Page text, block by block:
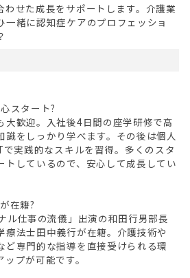
わせた成長をサポートします。介護業
一緒に認知症ケアのプロフェッショ
スタート?
大歓迎。入社後4日間の座学研修で高
識をしっかり学べます。その後は個人
実践的なスキルを習得。多くのスタ
トしているので、安心して成長してい
在籍?
ル仕事の流儀」出演の和田行男部長
療法士田中義行が在籍。介護技術や
ど専門的な指導を直接受けられる環
プが可能です。